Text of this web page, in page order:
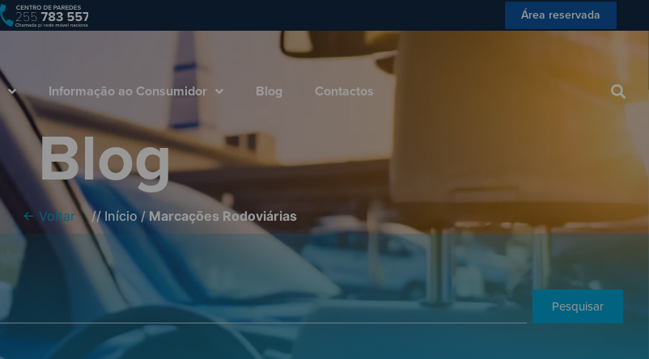
Área reservada
Informação ao Consumidor Blog Contactos
Informação ao Consumidor
Blog
← Voltar // Início/Marcações Rodoviárias
Pesquisar